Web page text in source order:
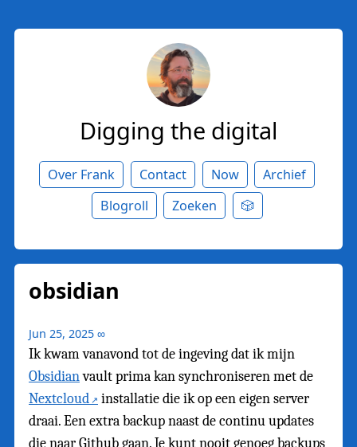
Digging the digital
Over Frank Contact Now
Archief
Blogroll
Zoeken 🎲
obsidian
Jun 25, 2025 ∞
Ik kwam vanavond tot de ingeving dat ik mijn
Obsidianvault prima kan synchroniseren met de
Nextcloud
installatie die ik op een eigen server
draai. Een extra backup naast de continu updates
die naar Github gaan. Je kunt nooit genoeg backups